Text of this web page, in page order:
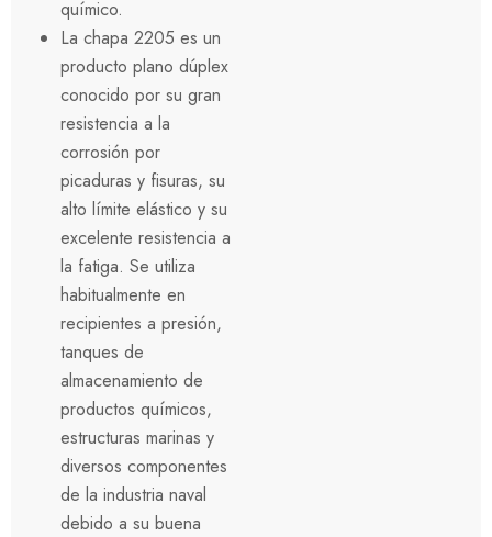
químico.
La chapa 2205 es un
producto plano dúplex
conocido por su gran
resistencia a la
corrosión por
picaduras y fisuras, su
alto límite elástico y su
excelente resistencia a
la fatiga. Se utiliza
habitualmente en
recipientes a presión,
tanques de
almacenamiento de
productos químicos,
estructuras marinas y
diversos componentes
de la industria naval
debido a su buena